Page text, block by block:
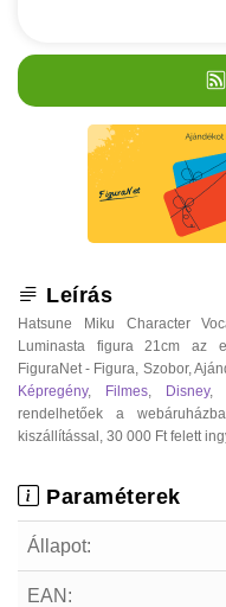
Leírás
Hatsune Miku Character
Luminasta figura 21cm az
FiguraNet - Figura, Szobor,
Képregény, Filmes Disney,
rendelhetőek a
kiszállítással, 30 000 Ft felett
Paraméterek
Állapot:
EAN: